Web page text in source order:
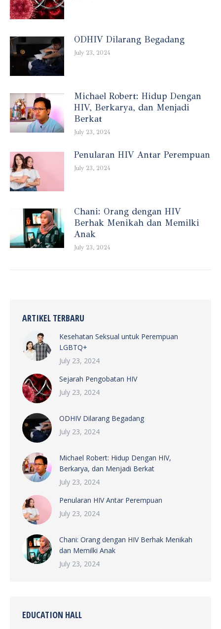
ODHIV Dilarang Begadang
July 23, 2024
Michael Robert: Hidup Dengan
HIV, Berkarya, dan Menjadi
Berkat
July 23, 2024
Penularan HIV Antar Perempuan
July 23, 2024
Chani: Orang dengan HIV
Berhak Menikah dan Memilki
Anak
July 23, 2024
ARTIKEL TERBARU
Kesehatan Seksual untuk Perempuan
LGBTQ+
July 23, 2024
Sejarah Pengobatan HIV
July 23, 2024
ODHIV Dilarang Begadang
July 23, 2024
Michael Robert: Hidup Dengan HIV,
Berkarya, dan Menjadi Berkat
July 23, 2024
Penularan HIV Antar Perempuan
July 23, 2024
Chani: Orang dengan HIV Berhak Menikah
dan Memilki Anak
July 23, 2024
EDUCATION HALL